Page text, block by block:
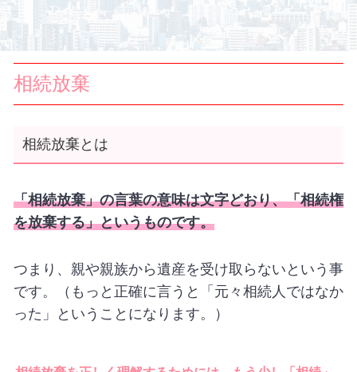
相続放棄
相続放棄とは
「相続放棄」の言葉の意味は文字どおり、「相続権
を放棄する」というものです。
つまり、親や親族から遺産を受け取らないという事
です。（もっと正確に言うと「元々相続人ではなか
った」ということになります。）